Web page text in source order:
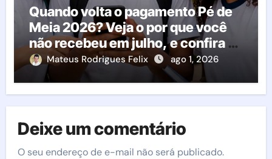
Quando volta o pagamento Pé de
Meia 2026? Veja o por que você
não recebeu em julho, e confira o
calendário oficial
Mateus Rodrigues Felix ago 1, 2026
Deixe um comentário
O seu endereço de e-mail não será publicado.